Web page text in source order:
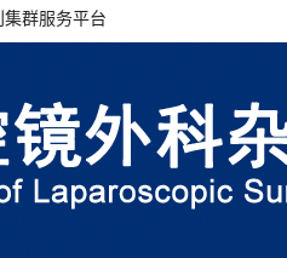
群服务平台